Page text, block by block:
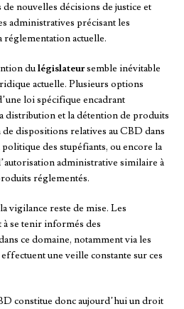
nouvelles décisions de justice et
administratives précisant les
réglementation actuelle.
dulégislateursemble inévitable
actuelle. Plusieurs options
loi spécifique encadrant
distribution et la détention de produits
dispositions relatives au CBD dans
des stupéfiants, ou encore la
administrative similaire à
réglementés.
vigilance reste de mise. Les
se tenir informés des
ce domaine, notamment via les
une veille constante sur ces
constitue donc aujourd’hui un droit